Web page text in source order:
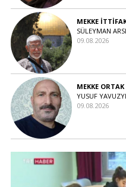
MEKKE
SÜLEYMAN
09.08.2026
MEKKE
YUSUF
09.08.2026